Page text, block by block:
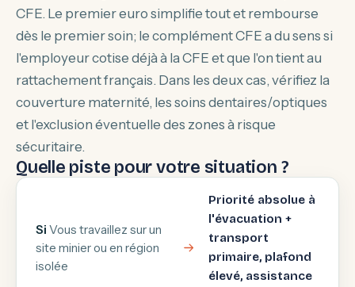
CFE. Le premier euro simplifie tout et rembourse
dès le premier soin; le complément CFE a du sens si
l'employeur cotise déjà à la CFE et que l'on tient au
rattachement français. Dans les deux cas, vérifiez la
couverture maternité, les soins dentaires/optiques
et l'exclusion éventuelle des zones à risque
sécuritaire.
Quelle piste pour votre situation ?
Si Vous travaillez sur un
site minier ou en région
isolée
Priorité absolue à
l'évacuation +
transport
primaire, plafond
élevé, assistance